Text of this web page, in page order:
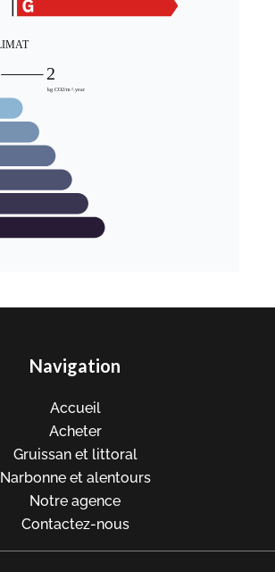
Navigation
Accueil
Acheter
Gruissan et littoral
Narbonne et alentours
Notre agence
Contactez-nous